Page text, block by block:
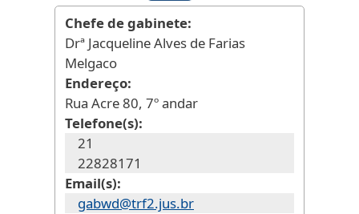
Chefe de gabinete
Drª Jacqueline Alves de Farias
Melgaco
Endereço
Rua Acre 80, 7º andar
Telefone(s)
21
22828171
Email(s)
gabwd@trf2.jus.br